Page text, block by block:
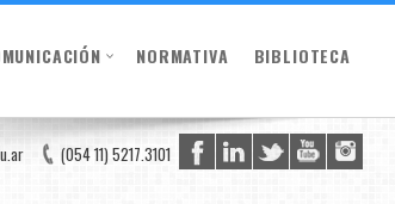
NORMATIVA BIBLIOTECA
(054 11) 5217.3101